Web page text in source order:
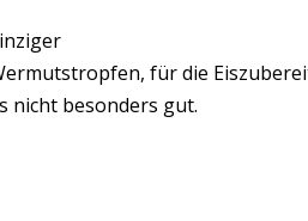
für die
nicht besonders gut.